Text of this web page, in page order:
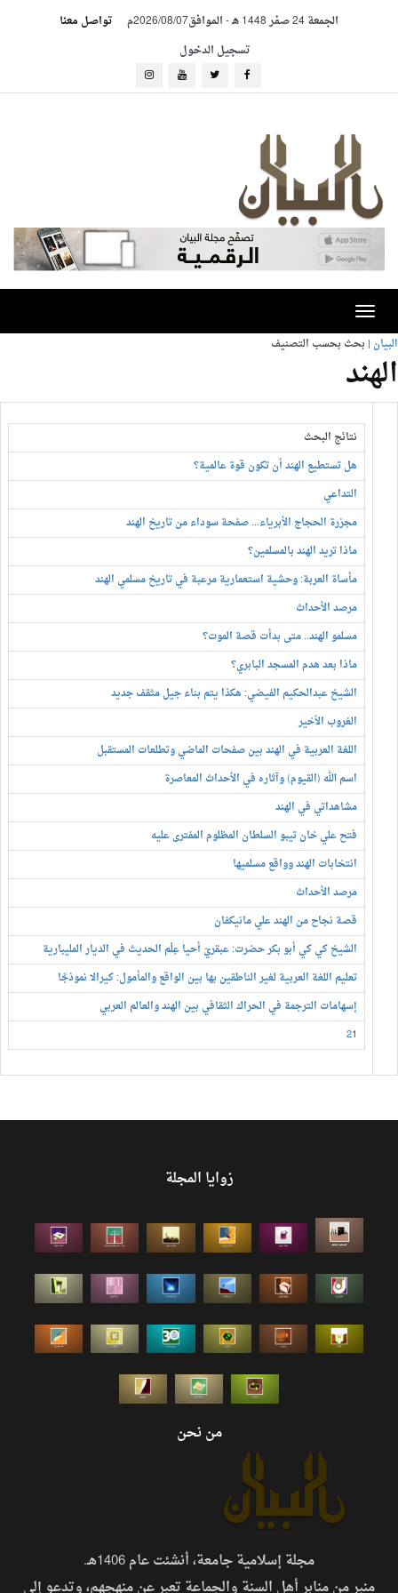
الجمعة 24 صفر 1448 هـ -الموافق2026/08/07م
تواصل معنا
تسجيل الدخول
Toggle
navigation البيان | بحث بحسب التصنيف
الهند
نتائج البحث
هل تستطيع الهند أن تكون قوة عالمية؟
التداعي
مجزرة الحجاج الأبرياء... صفحة سوداء من تاريخ الهند
ماذا تريد الهند بالمسلمين؟
مأساة العربة: وحشية استعمارية مرعبة في تاريخ مسلمي الهند
مرصد الأحداث
مسلمو الهند.. متى بدأت قصة الموت؟
ماذا بعد هدم المسجد البابري؟
الشيخ عبدالحكيم الفيضي: هكذا يتم بناء جيل مثقف جديد
الغروب الأخير
اللغة العربية في الهند بين صفحات الماضي وتطلعات المستقبل
اسم الله (القيوم) وآثاره في الأحداث المعاصرة
مشاهداتي في الهند
فتح علي خان تيبو السلطان المظلوم المفترى عليه
انتخابات الهند وواقع مسلميها
مرصد الأحداث
قصة نجاح من الهند علي مانيكفان
الشيخ كي كي أبو بكر حضرت: عبقريّ أحيا عِلْم الحديث في الديار المليبارية
تعليم اللغة العربية لغير الناطقين بها بين الواقع والمأمول: كيرالا نموذجًا
إسهامات الترجمة في الحراك الثقافي بين الهند والعالم العربي
1
2
زوايا المجلة
من نحن
مجلة إسلامية جامعة، أنشئت عام 1406هـ.